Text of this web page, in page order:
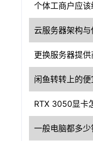
云服务器架构与
更换服务器提供
闲鱼转转上的便
RTX 3050显卡
一般电脑都多少